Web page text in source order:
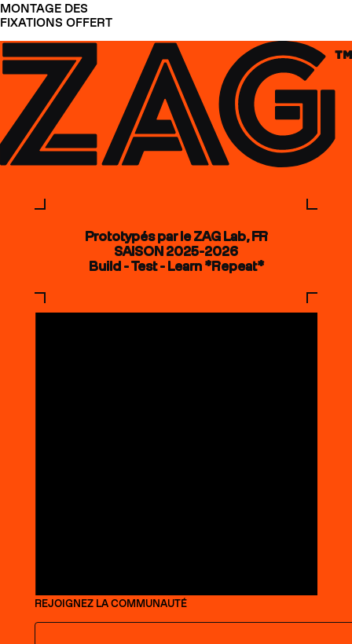
MONTAGE DES
FIXATIONS OFFERT
Prototypés par le ZAG Lab, FR
SAISON 2025-2026
Build - Test - Learn *Repeat*
REJOIGNEZ LA COMMUNAUTÉ